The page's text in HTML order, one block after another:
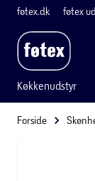
føtex.dk føtex
Køkkenudstyr
Forside